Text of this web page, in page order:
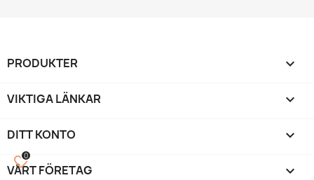
PRODUKTER 
VIKTIGA LÄNKAR 
DITT KONTO 
VÅRT FÖRETAG keyboard_arrow_down
favorite_border
0